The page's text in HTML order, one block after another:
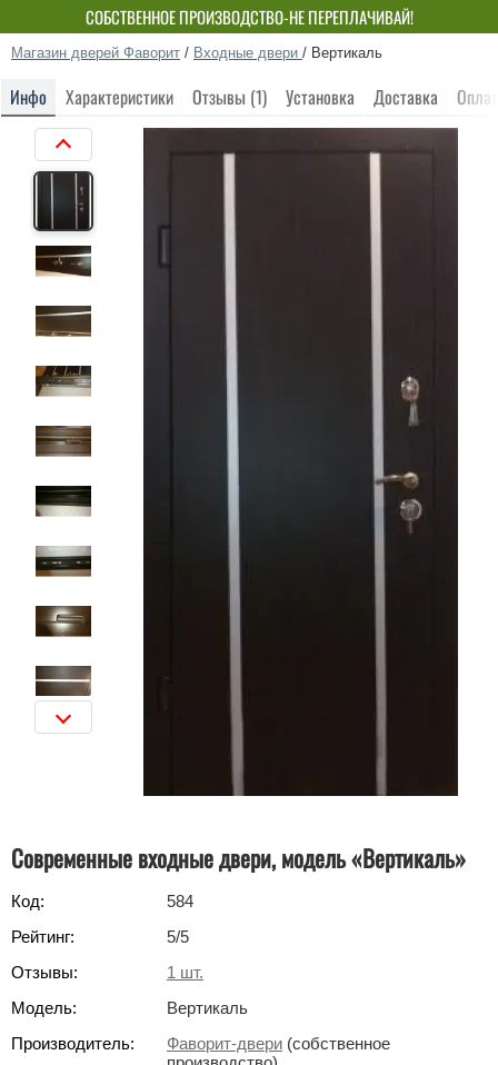
СОБСТВЕННОЕ ПРОИЗВОДСТВО-НЕ ПЕРЕПЛАЧИВАЙ!
Магазин дверей Фаворит / Входные двери / Вертикаль
Инфо Характеристики Отзывы (1) Установка Доставка
Современные входные двери, модель «Вертикаль»
Код:
584
Рейтинг:
5/5
Отзывы:
1 шт.
Модель:
Вертикаль
Производитель:
Фаворит-двери (собственное